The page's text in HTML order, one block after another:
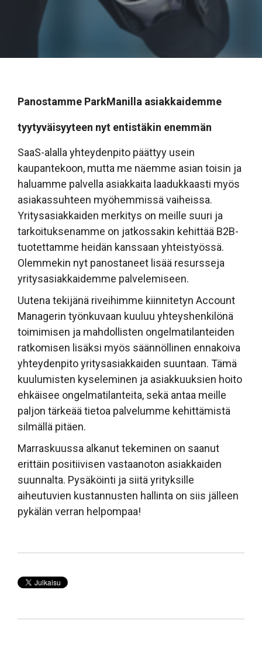
Panostamme ParkManilla asiakkaidemme
tyytyväisyyteen nyt entistäkin enemmän
SaaS-alalla yhteydenpito päättyy usein
kaupantekoon, mutta me näemme asian toisin ja
haluamme palvella asiakkaita laadukkaasti myös
asiakassuhteen myöhemmissä vaiheissa.
Yritysasiakkaiden merkitys on meille suuri ja
tarkoituksenamme on jatkossakin kehittää B2B-
tuotettamme heidän kanssaan yhteistyössä.
Olemmekin nyt panostaneet lisää resursseja
yritysasiakkaidemme palvelemiseen.
Uutena tekijänä riveihimme kiinnitetyn Account
Managerin työnkuvaan kuuluu yhteyshenkilönä
toimimisen ja mahdollisten ongelmatilanteiden
ratkomisen lisäksi myös säännöllinen ennakoiva
yhteydenpito yritysasiakkaiden suuntaan. Tämä
kuulumisten kyseleminen ja asiakkuuksien hoito
ehkäisee ongelmatilanteita, sekä antaa meille
paljon tärkeää tietoa palvelumme kehittämistä
silmällä pitäen.
Marraskuussa alkanut tekeminen on saanut
erittäin positiivisen vastaanoton asiakkaiden
suunnalta. Pysäköinti ja siitä yrityksille
aiheutuvien kustannusten hallinta on siis jälleen
pykälän verran helpompaa!